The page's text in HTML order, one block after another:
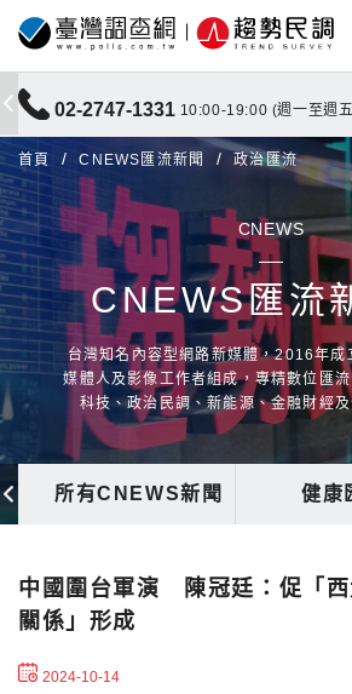
02-2747-1331 10:00-19:00 (週一至週
首頁 CNEWS匯流新聞 政治匯流
CNEWS
CNEWS匯流
台灣知名內容型網路新媒體，2016年成
媒體人及影像工作者組成，專精數位匯
科技、政治民調、新能源、金融財經
所有CNEWS新聞 健康
中國圍台軍演 陳冠廷：促「西
關係」形成
2024-10-14